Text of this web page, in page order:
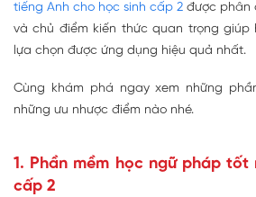
tiếng Anh cho học sinh cấp 2 được phân
và chủ điểm kiến thức quan trọng giúp
lựa chọn được ứng dụng hiệu quả nhất.
Cùng khám phá ngay xem những
những ưu nhược điểm nào nhé.
1. Phần mềm học ngữ pháp
cấp 2